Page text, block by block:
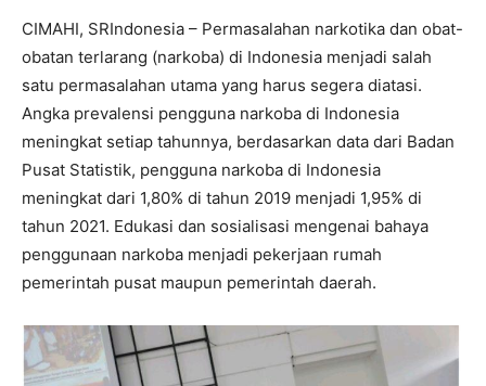
CIMAHI, SRIndonesia – Permasalahan narkotika dan obat-
obatan terlarang (narkoba) di Indonesia menjadi salah
satu permasalahan utama yang harus segera diatasi.
Angka prevalensi pengguna narkoba di Indonesia
meningkat setiap tahunnya, berdasarkan data dari Badan
Pusat Statistik, pengguna narkoba di Indonesia
meningkat dari 1,80% di tahun 2019 menjadi 1,95% di
tahun 2021. Edukasi dan sosialisasi mengenai bahaya
penggunaan narkoba menjadi pekerjaan rumah
pemerintah pusat maupun pemerintah daerah.